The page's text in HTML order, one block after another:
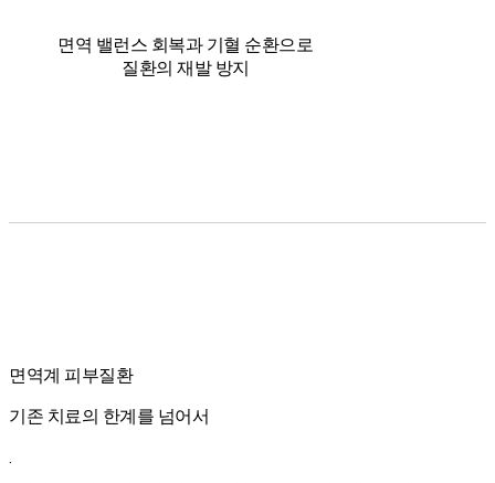
면역 밸런스 회복과 기혈 순환으로
질환의 재발 방지
면역계 피부질환
기존 치료의 한계를 넘어서
.